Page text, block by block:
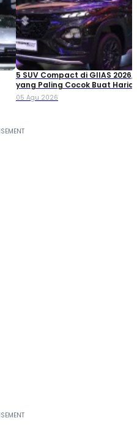
5 SUV Compact di GIIAS 2026,
yang Paling Cocok Buat
05 Agu 2026